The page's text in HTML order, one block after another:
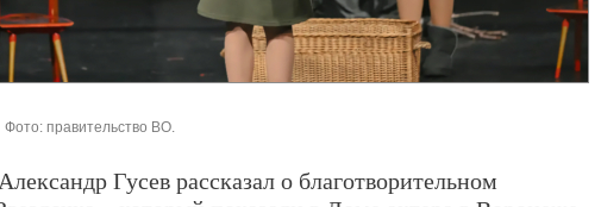
Фото: правительство ВО.
Гусев рассказал о благотворительном